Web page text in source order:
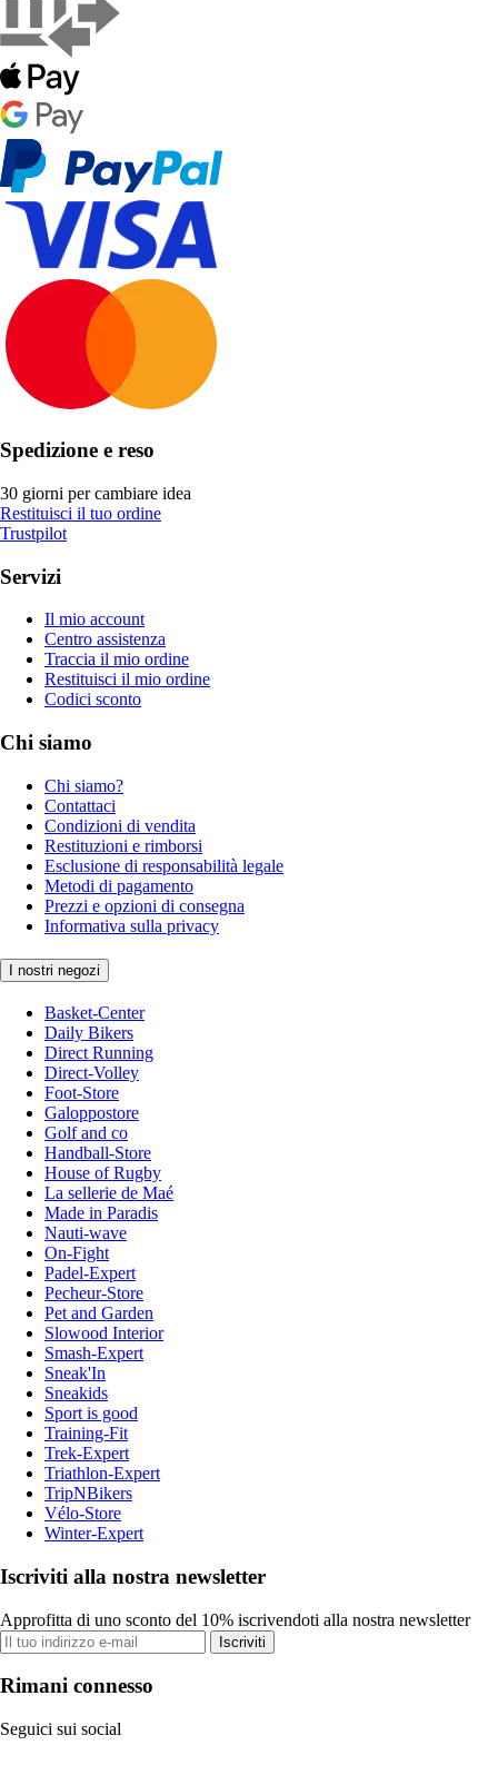
Spedizione e reso
30 giorni per cambiare idea
Restituisci il tuo ordine
Trustpilot
Servizi
Il mio account
Centro assistenza
Traccia il mio ordine
Restituisci il mio ordine
Codici sconto
Chi siamo
Chi siamo?
Contattaci
Condizioni di vendita
Restituzioni e rimborsi
Esclusione di responsabilità legale
Metodi di pagamento
Prezzi e opzioni di consegna
Informativa sulla privacy
I nostri negozi
Basket-Center
Daily Bikers
Direct Running
Direct-Volley
Foot-Store
Galoppostore
Golf and co
Handball-Store
House of Rugby
La sellerie de Maé
Made in Paradis
Nauti-wave
On-Fight
Padel-Expert
Pecheur-Store
Pet and Garden
Slowood Interior
Smash-Expert
Sneak'In
Sneakids
Sport is good
Training-Fit
Trek-Expert
Triathlon-Expert
TripNBikers
Vélo-Store
Winter-Expert
Iscriviti alla nostra newsletter
Approfitta di uno sconto del 10% iscrivendoti alla nostra newsletter
Iscriviti
Rimani connesso
Seguici sui social